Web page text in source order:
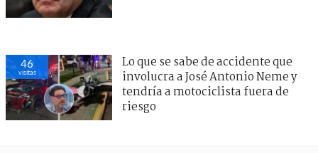
46
visitas
Lo que se sabe de accidente que
involucra a José Antonio Neme y
tendría a motociclista fuera de
riesgo